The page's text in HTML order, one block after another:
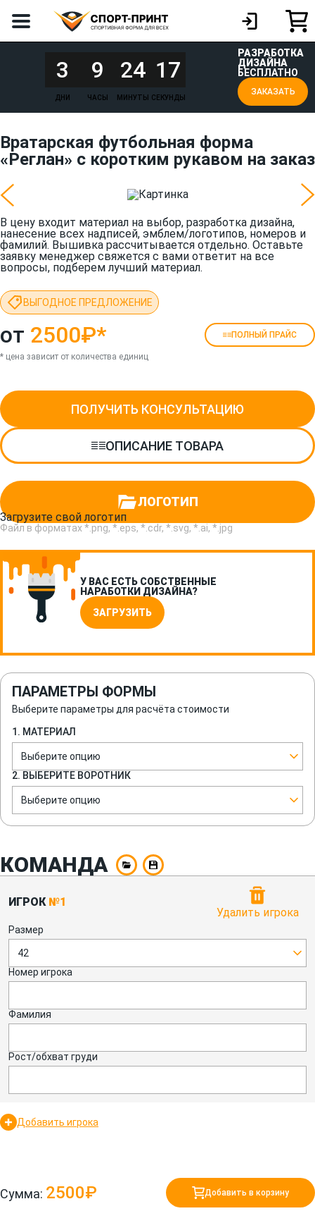
3
ДНИ
9
ЧАСЫ
24
МИНУТЫ
17
СЕКУНДЫ
РАЗРАБОТКА
ДИЗАЙНА
БЕСПЛАТНО
ЗАКАЗАТЬ
Вратарская футбольная форма
«Реглан» с коротким рукавом на заказ
В цену входит материал на выбор, разработка дизайна,
нанесение всех надписей, эмблем/логотипов, номеров и
фамилий. Вышивка рассчитывается отдельно. Оставьте
заявку менеджер свяжется с вами ответит на все
вопросы, подберем лучший материал.
ВЫГОДНОЕ ПРЕДЛОЖЕНИЕ
от 2500₽* ПОЛНЫЙ ПРАЙС
* цена зависит от количества единиц
ПОЛУЧИТЬ КОНСУЛЬТАЦИЮ
ОПИСАНИЕ ТОВАРА
ЛОГОТИП
Загрузите свой логотип
Файл в форматах *.png, *.eps, *.cdr, *.svg, *.ai, *.jpg
У ВАС ЕСТЬ СОБСТВЕННЫЕ
НАРАБОТКИ ДИЗАЙНА?
ЗАГРУЗИТЬ
ПАРАМЕТРЫ ФОРМЫ
Выберите параметры для расчёта стоимости
1. МАТЕРИАЛ
Выберите опцию
2. ВЫБЕРИТЕ ВОРОТНИК
Выберите опцию
КОМАНДА
ИГРОК №1
Удалить игрока
Размер
42
Номер игрока
Фамилия
Рост/обхват груди
Добавить игрока
Сумма: 2500₽ Добавить в корзину